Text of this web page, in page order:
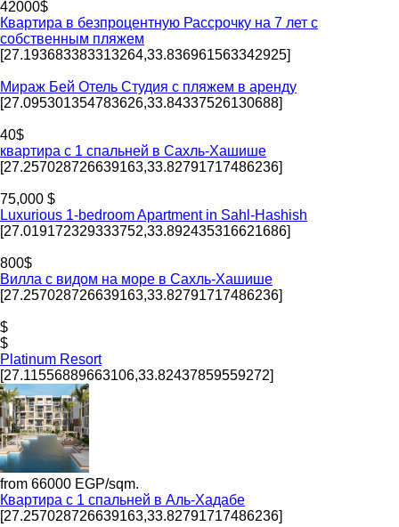
42000$
Квартира в безпроцентную Рассрочку на 7 лет с
собственным пляжем
[27.193683383313264,33.836961563342925]
Мираж Бей Отель Студия с пляжем в аренду
[27.095301354783626,33.84337526130688]
40$
квартира с 1 спальней в Сахль-Хашише
[27.257028726639163,33.82791717486236]
75,000 $
Luxurious 1-bedroom Apartment in Sahl-Hashish
[27.019172329333752,33.892435316621686]
800$
Вилла с видом на море в Сахль-Хашише
[27.257028726639163,33.82791717486236]
$
$
Platinum Resort
[27.11556889663106,33.82437859559272]
from 66000 EGP/sqm.
Квартира с 1 спальней в Аль-Хадабе
[27.257028726639163,33.82791717486236]